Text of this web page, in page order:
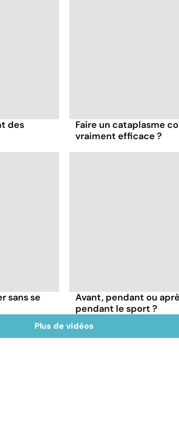
des
Faire un cataplasme
vraiment efficace ?
sans se
Avant, pendant ou
pendant le sport ?
Plus de vidéos